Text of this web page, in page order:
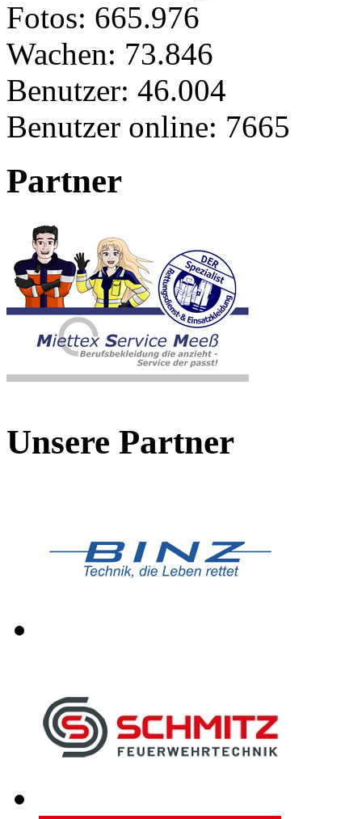
Fotos: 665.976
Wachen: 73.846
Benutzer: 46.004
Benutzer online: 7665
Partner
Unsere Partner